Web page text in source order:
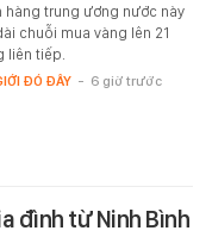
hàng trung ương nước này
chuỗi mua vàng lên 21
liên tiếp.
ĐÓ ĐÂY - 6 giờ trước
đình từ Ninh Bình